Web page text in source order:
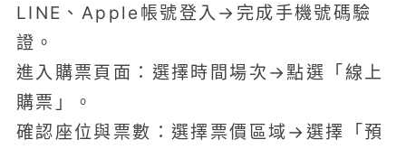
LINE、Apple帳號登入→完成手機號碼驗
證。
進入購票頁面：選擇時間場次→點選「線上
購票」。
確認座位與票數：選擇票價區域→選擇「預